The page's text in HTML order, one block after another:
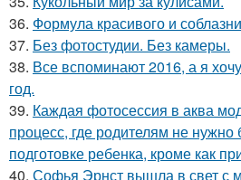
36. Формула красивого и
37. Без фотостудии. Без камеры.
38. Все вспоминают 2016, а я
год.
39. Каждая фотосессия в аква
процесс, где родителям не нужно
подготовке ребенка, кроме как
40. Софья Эрнст вышла в свет с